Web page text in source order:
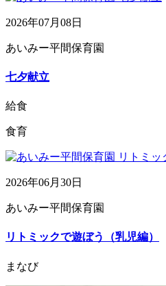
2026年07月08日
あいみー平間保育園
七夕献立
給食
食育
2026年06月30日
あいみー平間保育園
リトミックで遊ぼう（乳児編）
まなび